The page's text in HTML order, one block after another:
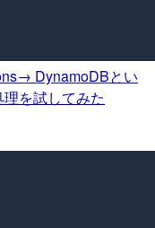
DynamoDBとい
を試してみた